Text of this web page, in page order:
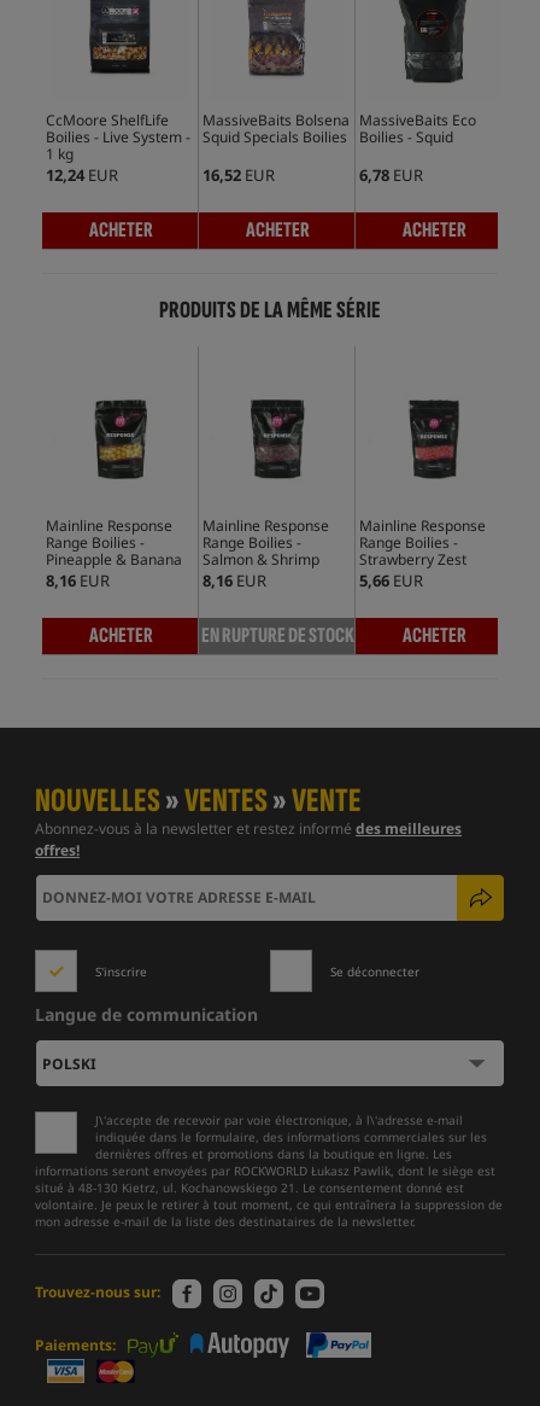
CcMoore ShelfLife
Boilies - Live System -
1 kg
12,24 EUR
ACHETER
MassiveBaits Bolsena
Squid Specials Boilies
16,52 EUR
ACHETER
MassiveBaits Eco
Boilies - Squid
6,78 EUR
ACHETER
PRODUITS DE LA MÊME SÉRIE
Mainline Response
Range Boilies -
Pineapple & Banana
8,16 EUR
ACHETER
Mainline Response
Range Boilies -
Salmon & Shrimp
8,16 EUR
EN RUPTURE DE STOCK
Mainline Response
Range Boilies -
Strawberry Zest
5,66 EUR
ACHETER
NOUVELLES»VENTES»VENTE
Abonnez-vous à la newsletter et restez informé des meilleures
offres!
S'inscrire Se déconnecter
Langue de communication
J\'accepte de recevoir par voie électronique, à l\'adresse e-mail
indiquée dans le formulaire, des informations commerciales sur les
dernières offres et promotions dans la boutique en ligne. Les
informations seront envoyées par ROCKWORLD Łukasz Pawlik, dont le siège est
situé à 48-130 Kietrz, ul. Kochanowskiego 21. Le consentement donné est
volontaire. Je peux le retirer à tout moment, ce qui entraînera la suppression de
mon adresse e-mail de la liste des destinataires de la newsletter.
Trouvez-nous sur:
Paiements: